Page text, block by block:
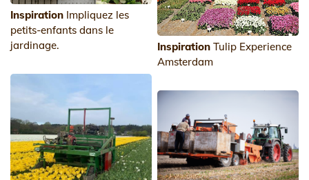
Inspiration Impliquez les
petits-enfants dans le
jardinage.
Inspiration Tulip Experience
Amsterdam